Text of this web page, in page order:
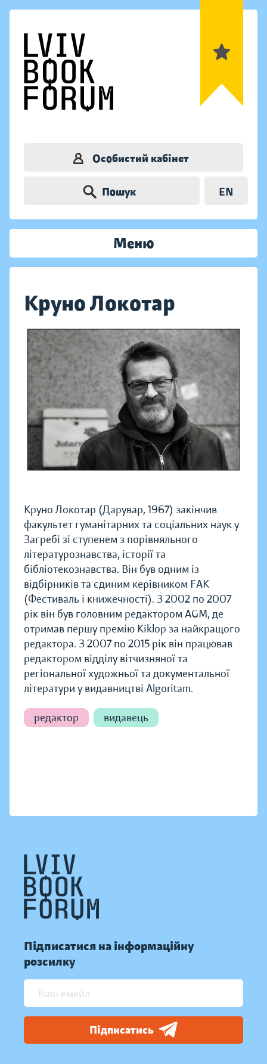
Особистий кабінет
Пошук EN
Меню
Круно Локотар
Круно Локотар (Дарувар, 1967) закінчив
факультет гуманітарних та соціальних наук у
Загребі зі ступенем з порівняльного
літературознавства, історії та
бібліотекознавства. Він був одним із
відбірників та єдиним керівником FAK
(Фестиваль і книжечності). З 2002 по 2007
рік він був головним редактором AGM, де
отримав першу премію Kiklop за найкращого
редактора. З 2007 по 2015 рік він працював
редактором відділу вітчизняної та
регіональної художньої та документальної
літератури у видавництві Algoritam.
редактор видавець
Підписатися на інформаційну
розсилку
Підписатись